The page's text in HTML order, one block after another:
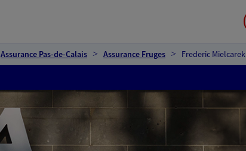
Assurance Pas-de-Calais Assurance Fruges Frederic Mielcarek